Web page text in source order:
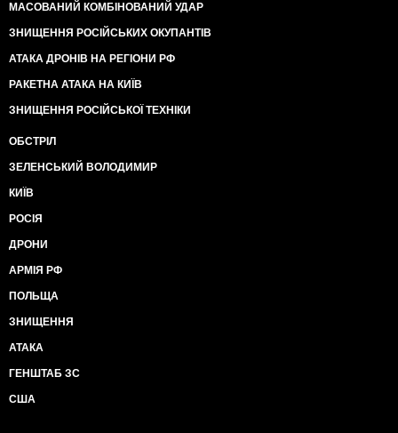
МАСОВАНИЙ КОМБІНОВАНИЙ УДАР
ЗНИЩЕННЯ РОСІЙСЬКИХ ОКУПАНТІВ
АТАКА ДРОНІВ НА РЕГІОНИ РФ
РАКЕТНА АТАКА НА КИЇВ
ЗНИЩЕННЯ РОСІЙСЬКОЇ ТЕХНІКИ
ОБСТРІЛ
ЗЕЛЕНСЬКИЙ ВОЛОДИМИР
КИЇВ
РОСІЯ
ДРОНИ
АРМІЯ РФ
ПОЛЬЩА
ЗНИЩЕННЯ
АТАКА
ГЕНШТАБ ЗС
США